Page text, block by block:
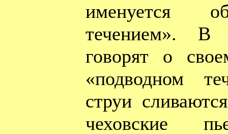
именуется
течением». В
говорят о
«подводном
струи
чеховские